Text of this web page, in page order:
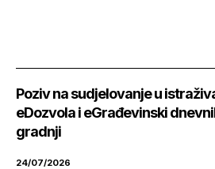
Poziv na sudjelovanje u
eDozvola i eGrađevinski
gradnji
24/07/2026